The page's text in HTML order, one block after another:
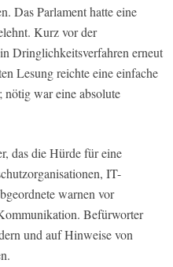
Das Parlament hatte eine
Kurz vor der
Dringlichkeitsverfahren erneut
Lesung reichte eine einfache
nötig war eine absolute
das die Hürde für eine
IT-
warnen vor
Befürworter
und auf Hinweise von